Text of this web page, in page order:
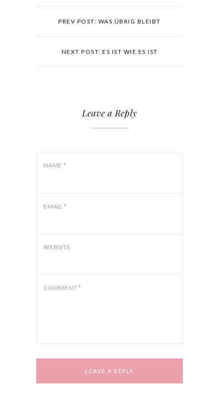
PREV POST: WAS ÜBRIG BLEIBT
NEXT POST: ES IST WIE ES IST
Leave a Reply
NAME *
EMAIL *
WEBSITE
COMMENT *